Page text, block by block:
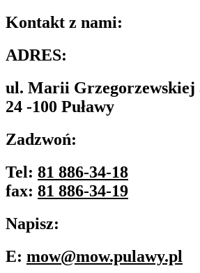
Kontakt z nami:
ADRES:
ul. Marii Grzegorzewskiej
24 -100 Puławy
Zadzwoń:
Tel: 81 886-34-18
fax: 81 886-34-19
Napisz:
E: mow@mow.pulawy.pl